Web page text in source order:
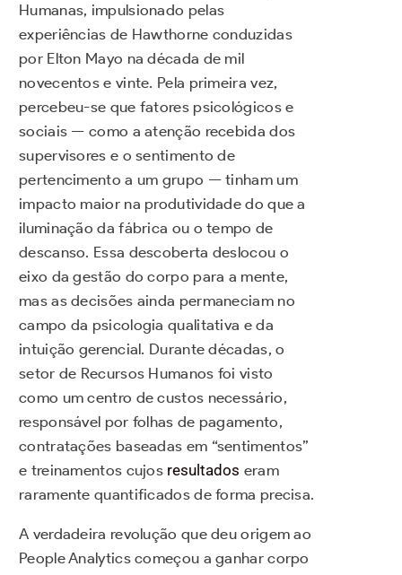
Humanas, impulsionado pelas
experiências de Hawthorne conduzidas
por Elton Mayo na década de mil
novecentos e vinte. Pela primeira vez,
percebeu-se que fatores psicológicos e
sociais — como a atenção recebida dos
supervisores e o sentimento de
pertencimento a um grupo — tinham um
impacto maior na produtividade do que a
iluminação da fábrica ou o tempo de
descanso. Essa descoberta deslocou o
eixo da gestão do corpo para a mente,
mas as decisões ainda permaneciam no
campo da psicologia qualitativa e da
intuição gerencial. Durante décadas, o
setor de Recursos Humanos foi visto
como um centro de custos necessário,
responsável por folhas de pagamento,
contratações baseadas em “sentimentos”
e treinamentos cujos resultados eram
raramente quantificados de forma precisa.
A verdadeira revolução que deu origem ao
People Analytics começou a ganhar corpo